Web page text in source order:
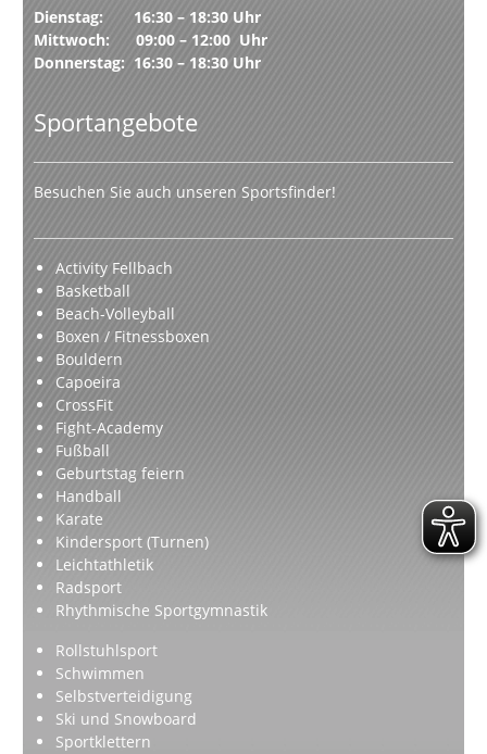
Dienstag: 16:30 – 18:30 Uhr
Mittwoch: 09:00 – 12:00 Uhr
Donnerstag: 16:30 – 18:30 Uhr
Sportangebote
Besuchen Sie auch unseren Sportsfinder!
Activity Fellbach
Basketball
Beach-Volleyball
Boxen / Fitnessboxen
Bouldern
Capoeira
CrossFit
Fight-Academy
Fußball
Geburtstag feiern
Handball
Karate
Kindersport (Turnen)
Leichtathletik
Radsport
Rhythmische Sportgymnastik
Rollstuhlsport
Schwimmen
Selbstverteidigung
Ski und Snowboard
Sportklettern